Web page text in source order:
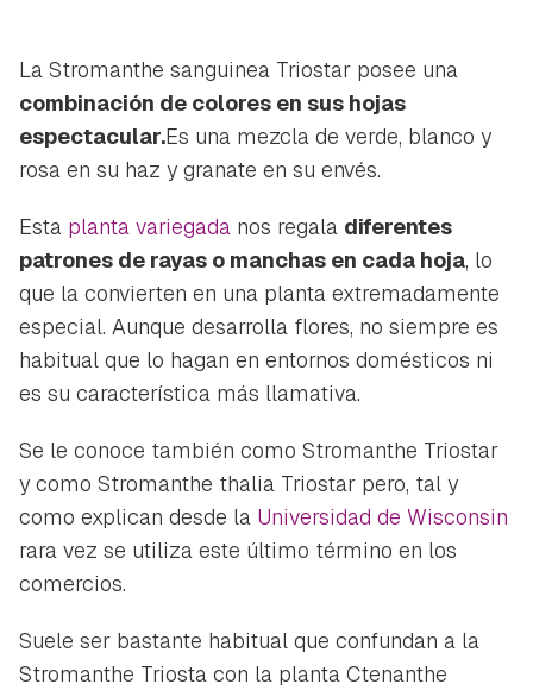
La Stromanthe sanguinea Triostar posee una
combinación de colores en sus hojas
espectacular.Es una mezcla de verde, blanco y
rosa en su haz y granate en su envés.
Esta planta variegada nos regala diferentes
patrones de rayas o manchas en cada hoja, lo
que la convierten en una planta extremadamente
especial. Aunque desarrolla flores, no siempre es
habitual que lo hagan en entornos domésticos ni
es su característica más llamativa.
Se le conoce también como Stromanthe Triostar
y como Stromanthe thalia Triostar pero, tal y
como explican desde la Universidad de Wisconsin
rara vez se utiliza este último término en los
comercios.
Suele ser bastante habitual que confundan a la
Stromanthe Triosta con la planta Ctenanthe